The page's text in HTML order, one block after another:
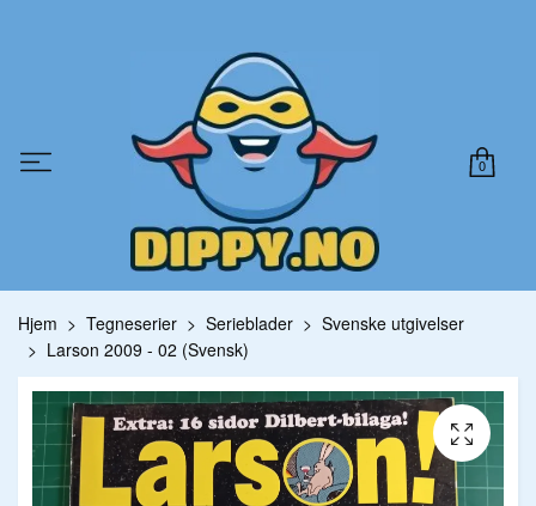
0
Hjem Tegneserier Serieblader
Svenske utgivelser
Larson 2009 - 02 (Svensk)